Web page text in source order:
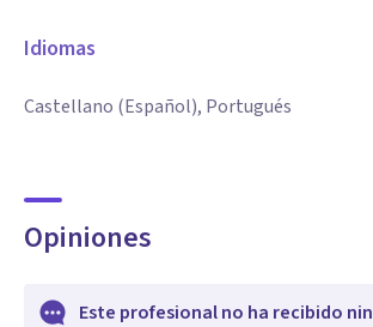
Idiomas
Castellano (Español), Portugués
Opiniones
Este profesional no ha recibido